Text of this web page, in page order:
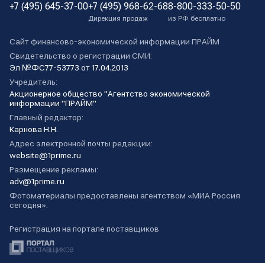
+7 (495) 645-37-00+7 (495) 968-62-68
Дирекция продаж
8-800-333-50-50
из РФ бесплатно
Сайт финансово-экономической информации ПРАЙМ
Свидетельство о регистрации СМИ:
Эл №ФС77-53773 от 17.04.2013
Учредитель:
Акционерное общество "Агентство экономической
информации "ПРАЙМ"
Главный редактор:
Карнова Н.Н.
Адрес электронной почты редакции:
website@1prime.ru
Размещение рекламы:
adv@1prime.ru
Фотоматериалы предоставлены агентством «МИА Россия
сегодня».
Регистрация на портале поставщиков